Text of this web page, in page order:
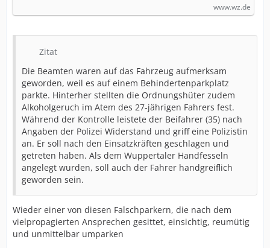
www.wz.de
Zitat
Die Beamten waren auf das Fahrzeug aufmerksam
geworden, weil es auf einem Behindertenparkplatz
parkte. Hinterher stellten die Ordnungshüter zudem
Alkoholgeruch im Atem des 27-jährigen Fahrers fest.
Während der Kontrolle leistete der Beifahrer (35) nach
Angaben der Polizei Widerstand und griff eine Polizistin
an. Er soll nach den Einsatzkräften geschlagen und
getreten haben. Als dem Wuppertaler Handfesseln
angelegt wurden, soll auch der Fahrer handgreiflich
geworden sein.
Wieder einer von diesen Falschparkern, die nach dem
vielpropagierten Ansprechen gesittet, einsichtig, reumütig
und unmittelbar umparken